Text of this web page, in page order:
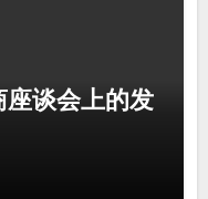
座谈会上的发